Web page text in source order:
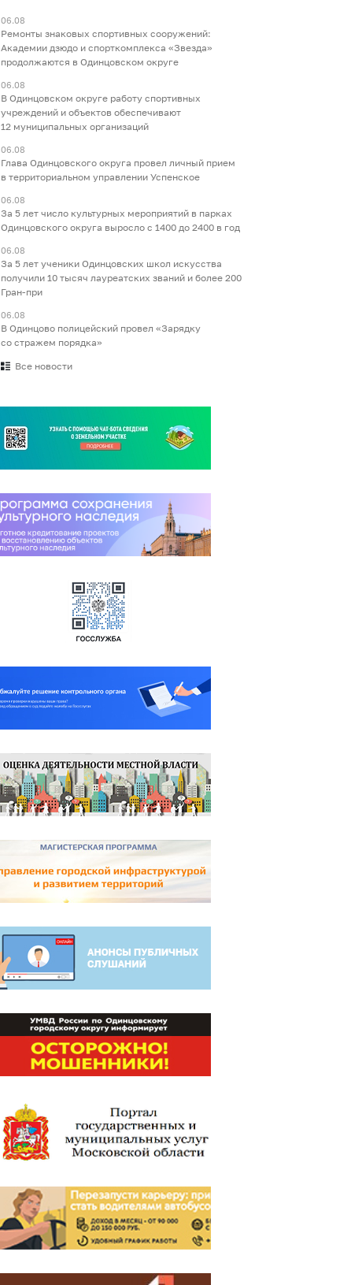
06.08
Ремонты знаковых спортивных сооружений:
Академии дзюдо и спорткомплекса «Звезда»
продолжаются в Одинцовском округе
06.08
В Одинцовском округе работу спортивных
учреждений и объектов обеспечивают
12 муниципальных организаций
06.08
Глава Одинцовского округа провел личный прием
в территориальном управлении Успенское
06.08
За 5 лет число культурных мероприятий в парках
Одинцовского округа выросло с 1400 до 2400 в год
06.08
За 5 лет ученики Одинцовских школ искусства
получили 10 тысяч лауреатских званий и более 200
Гран-при
06.08
В Одинцово полицейский провел «Зарядку
со стражем порядка»
Все новости